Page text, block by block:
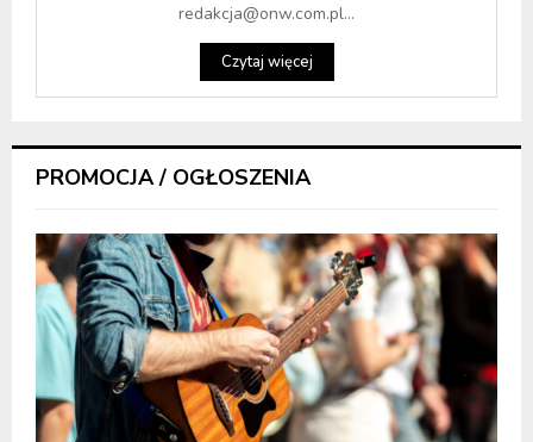
redakcja@onw.com.pl...
Czytaj więcej
PROMOCJA / OGŁOSZENIA